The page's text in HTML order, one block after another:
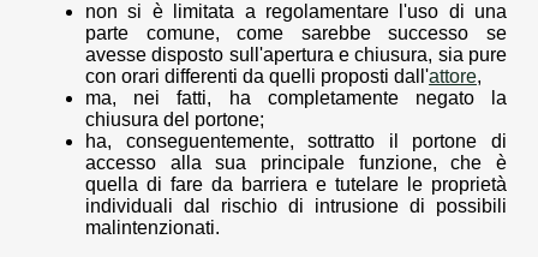
non si è limitata a regolamentare l'uso di una
parte comune, come sarebbe successo se
avesse disposto sull'apertura e chiusura, sia pure
con orari differenti da quelli proposti dall'attore,
ma, nei fatti, ha completamente negato la
chiusura del portone;
ha, conseguentemente, sottratto il portone di
accesso alla sua principale funzione, che è
quella di fare da barriera e tutelare le proprietà
individuali dal rischio di intrusione di possibili
malintenzionati.